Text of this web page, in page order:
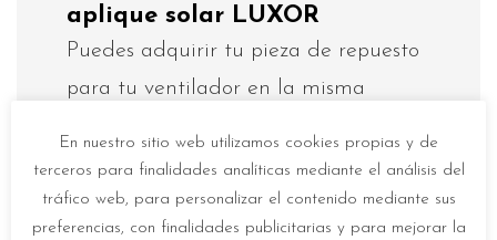
aplique solar LUXOR
Puedes adquirir tu pieza de repuesto
para tu ventilador en la misma
ventilador o en otra de la misma
cadena.
En nuestro sitio web utilizamos cookies propias y de
terceros para finalidades analíticas mediante el análisis del
tráfico web, para personalizar el contenido mediante sus
preferencias, con finalidades publicitarias y para mejorar la